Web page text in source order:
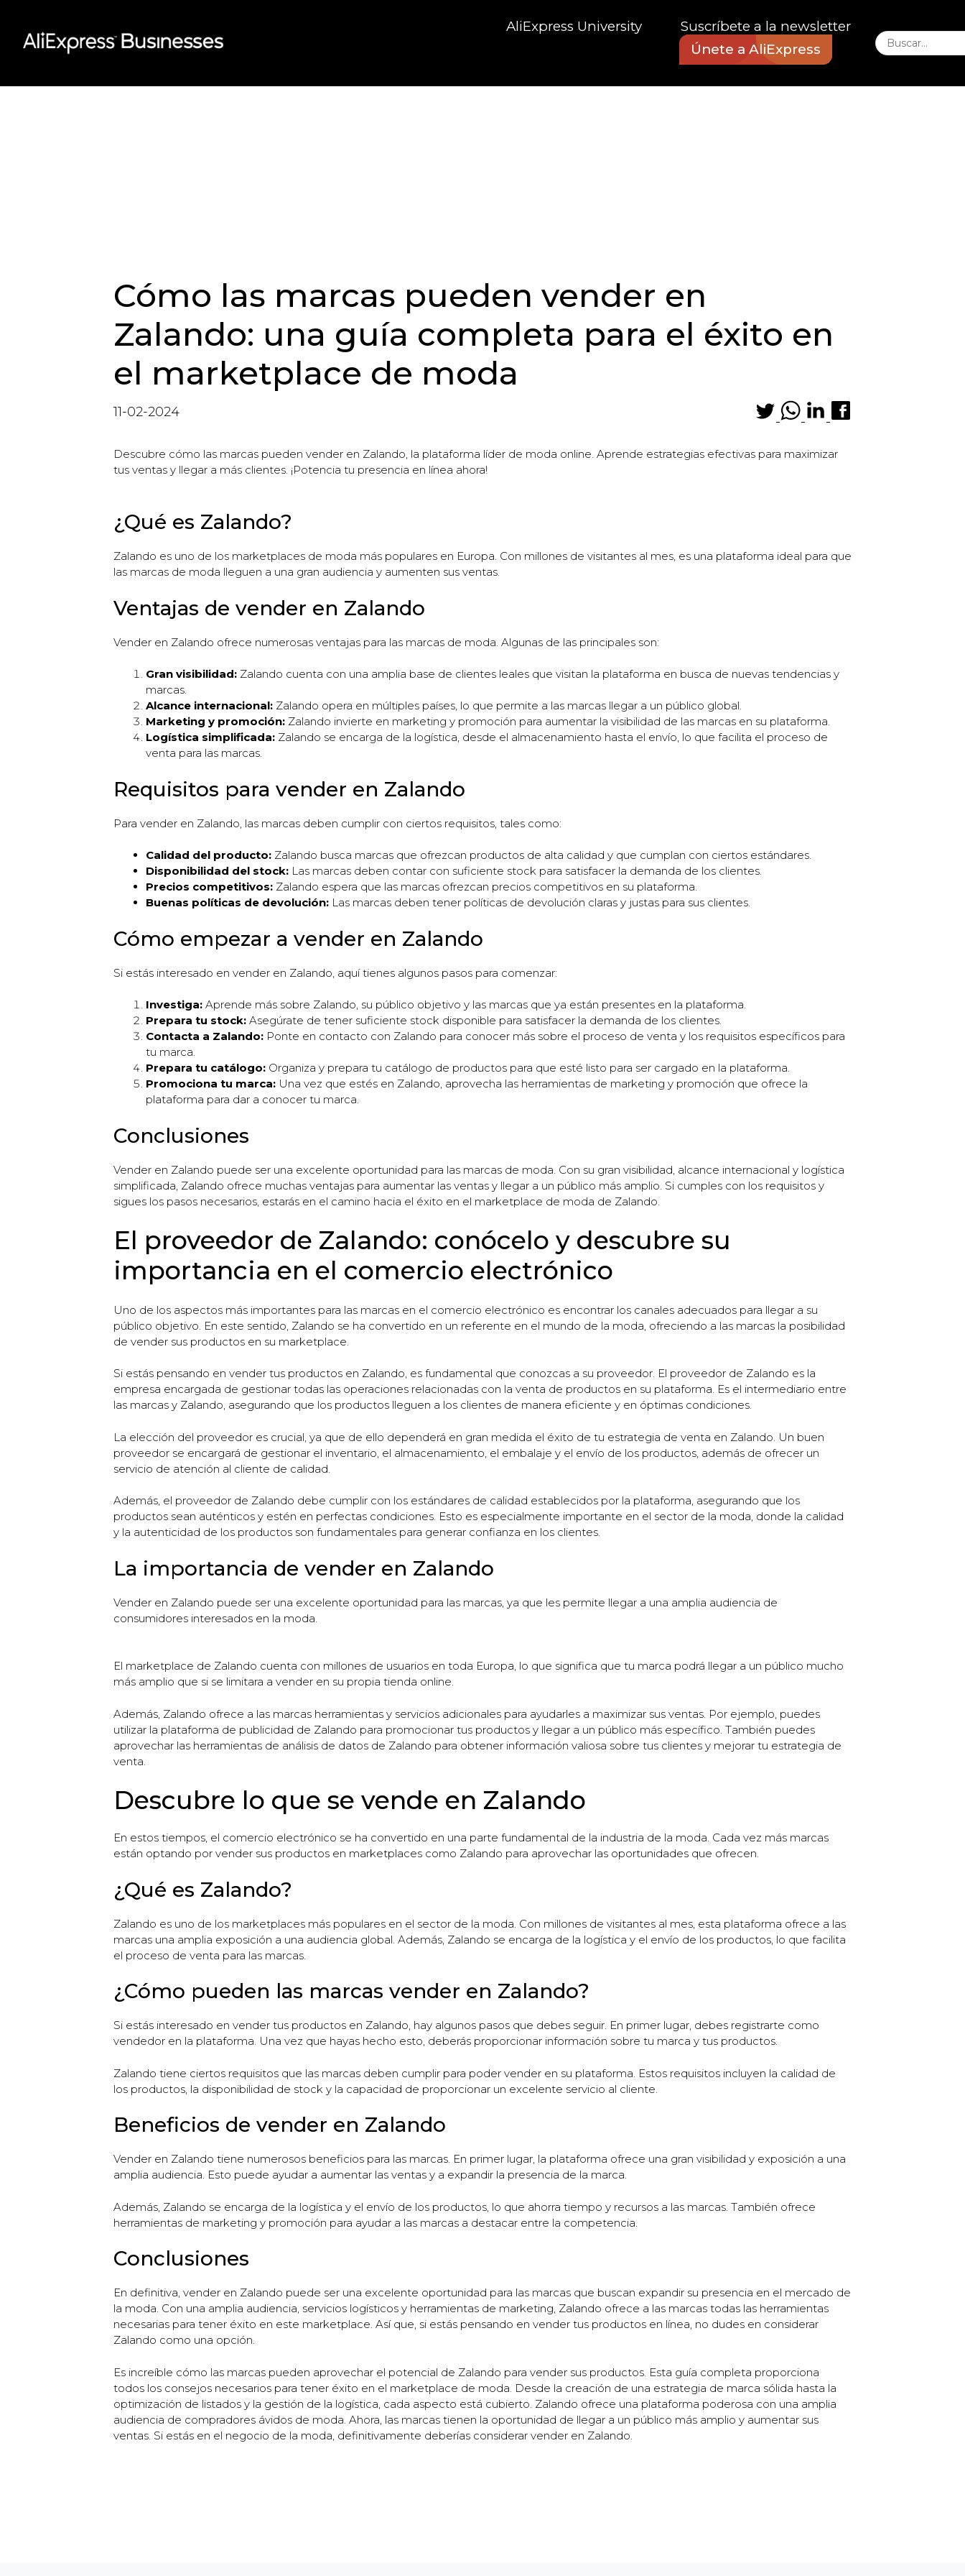
content
AliExpress University
Suscríbete a la newsletter
Únete a AliExpress
Cómo las marcas pueden vender en
Zalando: una guía completa para el éxito en
el marketplace de moda
11-02-2024
Descubre cómo las marcas pueden vender en Zalando, la plataforma líder de moda online. Aprende estrategias efectivas para maximizar
tus ventas y llegar a más clientes. ¡Potencia tu presencia en línea ahora!
¿Qué es Zalando?
Zalando es uno de los marketplaces de moda más populares en Europa. Con millones de visitantes al mes, es una plataforma ideal para que
las marcas de moda lleguen a una gran audiencia y aumenten sus ventas.
Ventajas de vender en Zalando
Vender en Zalando ofrece numerosas ventajas para las marcas de moda. Algunas de las principales son:
Gran visibilidad: Zalando cuenta con una amplia base de clientes leales que visitan la plataforma en busca de nuevas tendencias y
marcas.
Alcance internacional: Zalando opera en múltiples países, lo que permite a las marcas llegar a un público global.
Marketing y promoción: Zalando invierte en marketing y promoción para aumentar la visibilidad de las marcas en su plataforma.
Logística simplificada: Zalando se encarga de la logística, desde el almacenamiento hasta el envío, lo que facilita el proceso de
venta para las marcas.
Requisitos para vender en Zalando
Para vender en Zalando, las marcas deben cumplir con ciertos requisitos, tales como:
Calidad del producto: Zalando busca marcas que ofrezcan productos de alta calidad y que cumplan con ciertos estándares.
Disponibilidad del stock: Las marcas deben contar con suficiente stock para satisfacer la demanda de los clientes.
Precios competitivos: Zalando espera que las marcas ofrezcan precios competitivos en su plataforma.
Buenas políticas de devolución: Las marcas deben tener políticas de devolución claras y justas para sus clientes.
Cómo empezar a vender en Zalando
Si estás interesado en vender en Zalando, aquí tienes algunos pasos para comenzar:
Investiga: Aprende más sobre Zalando, su público objetivo y las marcas que ya están presentes en la plataforma.
Prepara tu stock: Asegúrate de tener suficiente stock disponible para satisfacer la demanda de los clientes.
Contacta a Zalando: Ponte en contacto con Zalando para conocer más sobre el proceso de venta y los requisitos específicos para
tu marca.
Prepara tu catálogo: Organiza y prepara tu catálogo de productos para que esté listo para ser cargado en la plataforma.
Promociona tu marca: Una vez que estés en Zalando, aprovecha las herramientas de marketing y promoción que ofrece la
plataforma para dar a conocer tu marca.
Conclusiones
Vender en Zalando puede ser una excelente oportunidad para las marcas de moda. Con su gran visibilidad, alcance internacional y logística
simplificada, Zalando ofrece muchas ventajas para aumentar las ventas y llegar a un público más amplio. Si cumples con los requisitos y
sigues los pasos necesarios, estarás en el camino hacia el éxito en el marketplace de moda de Zalando.
El proveedor de Zalando: conócelo y descubre su
importancia en el comercio electrónico
Uno de los aspectos más importantes para las marcas en el comercio electrónico es encontrar los canales adecuados para llegar a su
público objetivo. En este sentido, Zalando se ha convertido en un referente en el mundo de la moda, ofreciendo a las marcas la posibilidad
de vender sus productos en su marketplace.
Si estás pensando en vender tus productos en Zalando, es fundamental que conozcas a su proveedor. El proveedor de Zalando es la
empresa encargada de gestionar todas las operaciones relacionadas con la venta de productos en su plataforma. Es el intermediario entre
las marcas y Zalando, asegurando que los productos lleguen a los clientes de manera eficiente y en óptimas condiciones.
La elección del proveedor es crucial, ya que de ello dependerá en gran medida el éxito de tu estrategia de venta en Zalando. Un buen
proveedor se encargará de gestionar el inventario, el almacenamiento, el embalaje y el envío de los productos, además de ofrecer un
servicio de atención al cliente de calidad.
Además, el proveedor de Zalando debe cumplir con los estándares de calidad establecidos por la plataforma, asegurando que los
productos sean auténticos y estén en perfectas condiciones. Esto es especialmente importante en el sector de la moda, donde la calidad
y la autenticidad de los productos son fundamentales para generar confianza en los clientes.
La importancia de vender en Zalando
Vender en Zalando puede ser una excelente oportunidad para las marcas, ya que les permite llegar a una amplia audiencia de
consumidores interesados en la moda.
El marketplace de Zalando cuenta con millones de usuarios en toda Europa, lo que significa que tu marca podrá llegar a un público mucho
más amplio que si se limitara a vender en su propia tienda online.
Además, Zalando ofrece a las marcas herramientas y servicios adicionales para ayudarles a maximizar sus ventas. Por ejemplo, puedes
utilizar la plataforma de publicidad de Zalando para promocionar tus productos y llegar a un público más específico. También puedes
aprovechar las herramientas de análisis de datos de Zalando para obtener información valiosa sobre tus clientes y mejorar tu estrategia de
venta.
Descubre lo que se vende en Zalando
En estos tiempos, el comercio electrónico se ha convertido en una parte fundamental de la industria de la moda. Cada vez más marcas
están optando por vender sus productos en marketplaces como Zalando para aprovechar las oportunidades que ofrecen.
¿Qué es Zalando?
Zalando es uno de los marketplaces más populares en el sector de la moda. Con millones de visitantes al mes, esta plataforma ofrece a las
marcas una amplia exposición a una audiencia global. Además, Zalando se encarga de la logística y el envío de los productos, lo que facilita
el proceso de venta para las marcas.
¿Cómo pueden las marcas vender en Zalando?
Si estás interesado en vender tus productos en Zalando, hay algunos pasos que debes seguir. En primer lugar, debes registrarte como
vendedor en la plataforma. Una vez que hayas hecho esto, deberás proporcionar información sobre tu marca y tus productos.
Zalando tiene ciertos requisitos que las marcas deben cumplir para poder vender en su plataforma. Estos requisitos incluyen la calidad de
los productos, la disponibilidad de stock y la capacidad de proporcionar un excelente servicio al cliente.
Beneficios de vender en Zalando
Vender en Zalando tiene numerosos beneficios para las marcas. En primer lugar, la plataforma ofrece una gran visibilidad y exposición a una
amplia audiencia. Esto puede ayudar a aumentar las ventas y a expandir la presencia de la marca.
Además, Zalando se encarga de la logística y el envío de los productos, lo que ahorra tiempo y recursos a las marcas. También ofrece
herramientas de marketing y promoción para ayudar a las marcas a destacar entre la competencia.
Conclusiones
En definitiva, vender en Zalando puede ser una excelente oportunidad para las marcas que buscan expandir su presencia en el mercado de
la moda. Con una amplia audiencia, servicios logísticos y herramientas de marketing, Zalando ofrece a las marcas todas las herramientas
necesarias para tener éxito en este marketplace. Así que, si estás pensando en vender tus productos en línea, no dudes en considerar
Zalando como una opción.
Es increíble cómo las marcas pueden aprovechar el potencial de Zalando para vender sus productos. Esta guía completa proporciona
todos los consejos necesarios para tener éxito en el marketplace de moda. Desde la creación de una estrategia de marca sólida hasta la
optimización de listados y la gestión de la logística, cada aspecto está cubierto. Zalando ofrece una plataforma poderosa con una amplia
audiencia de compradores ávidos de moda. Ahora, las marcas tienen la oportunidad de llegar a un público más amplio y aumentar sus
ventas. Si estás en el negocio de la moda, definitivamente deberías considerar vender en Zalando.